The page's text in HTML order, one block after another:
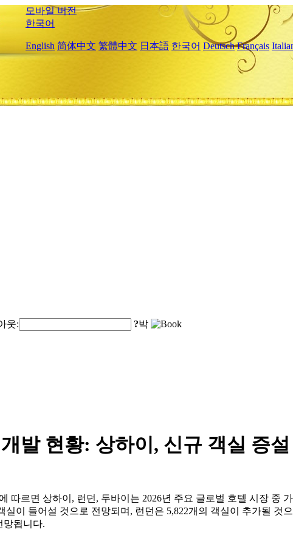
모바일 버전
한국어
English 简体中文 繁體中文 日本語 한국어 Deutsch Français
웃: ?박
발 현황: 상하이, 신규 객실 증
따르면 상하이, 런던, 두바이는 2026년 주요 글로벌 호텔 시장 중
실이 들어설 것으로 전망되며, 런던은 5,822개의 객실이 추가될
망됩니다.